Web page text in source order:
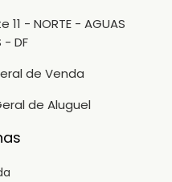
- NORTE - AGUAS
- DF
de Venda
de Aluguel